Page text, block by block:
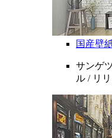
国産壁
サンゲ
ル / リ